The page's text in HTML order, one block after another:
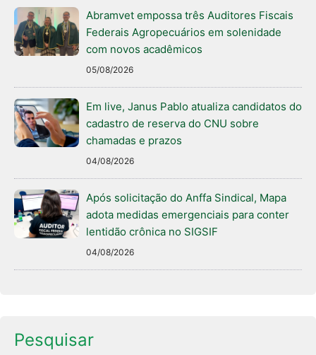
Abramvet empossa três Auditores Fiscais
Federais Agropecuários em solenidade
com novos acadêmicos
05/08/2026
Em live, Janus Pablo atualiza candidatos do
cadastro de reserva do CNU sobre
chamadas e prazos
04/08/2026
Após solicitação do Anffa Sindical, Mapa
adota medidas emergenciais para conter
lentidão crônica no SIGSIF
04/08/2026
Pesquisar